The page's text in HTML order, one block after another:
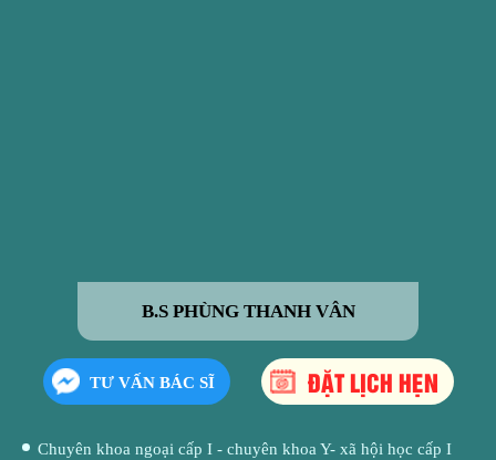
B.S PHÙNG THANH VÂN
TƯ VẤN BÁC SĨ ĐẶT LỊCH HẸN
Chuyên khoa ngoại cấp I - chuyên khoa Y- xã hội học cấp I